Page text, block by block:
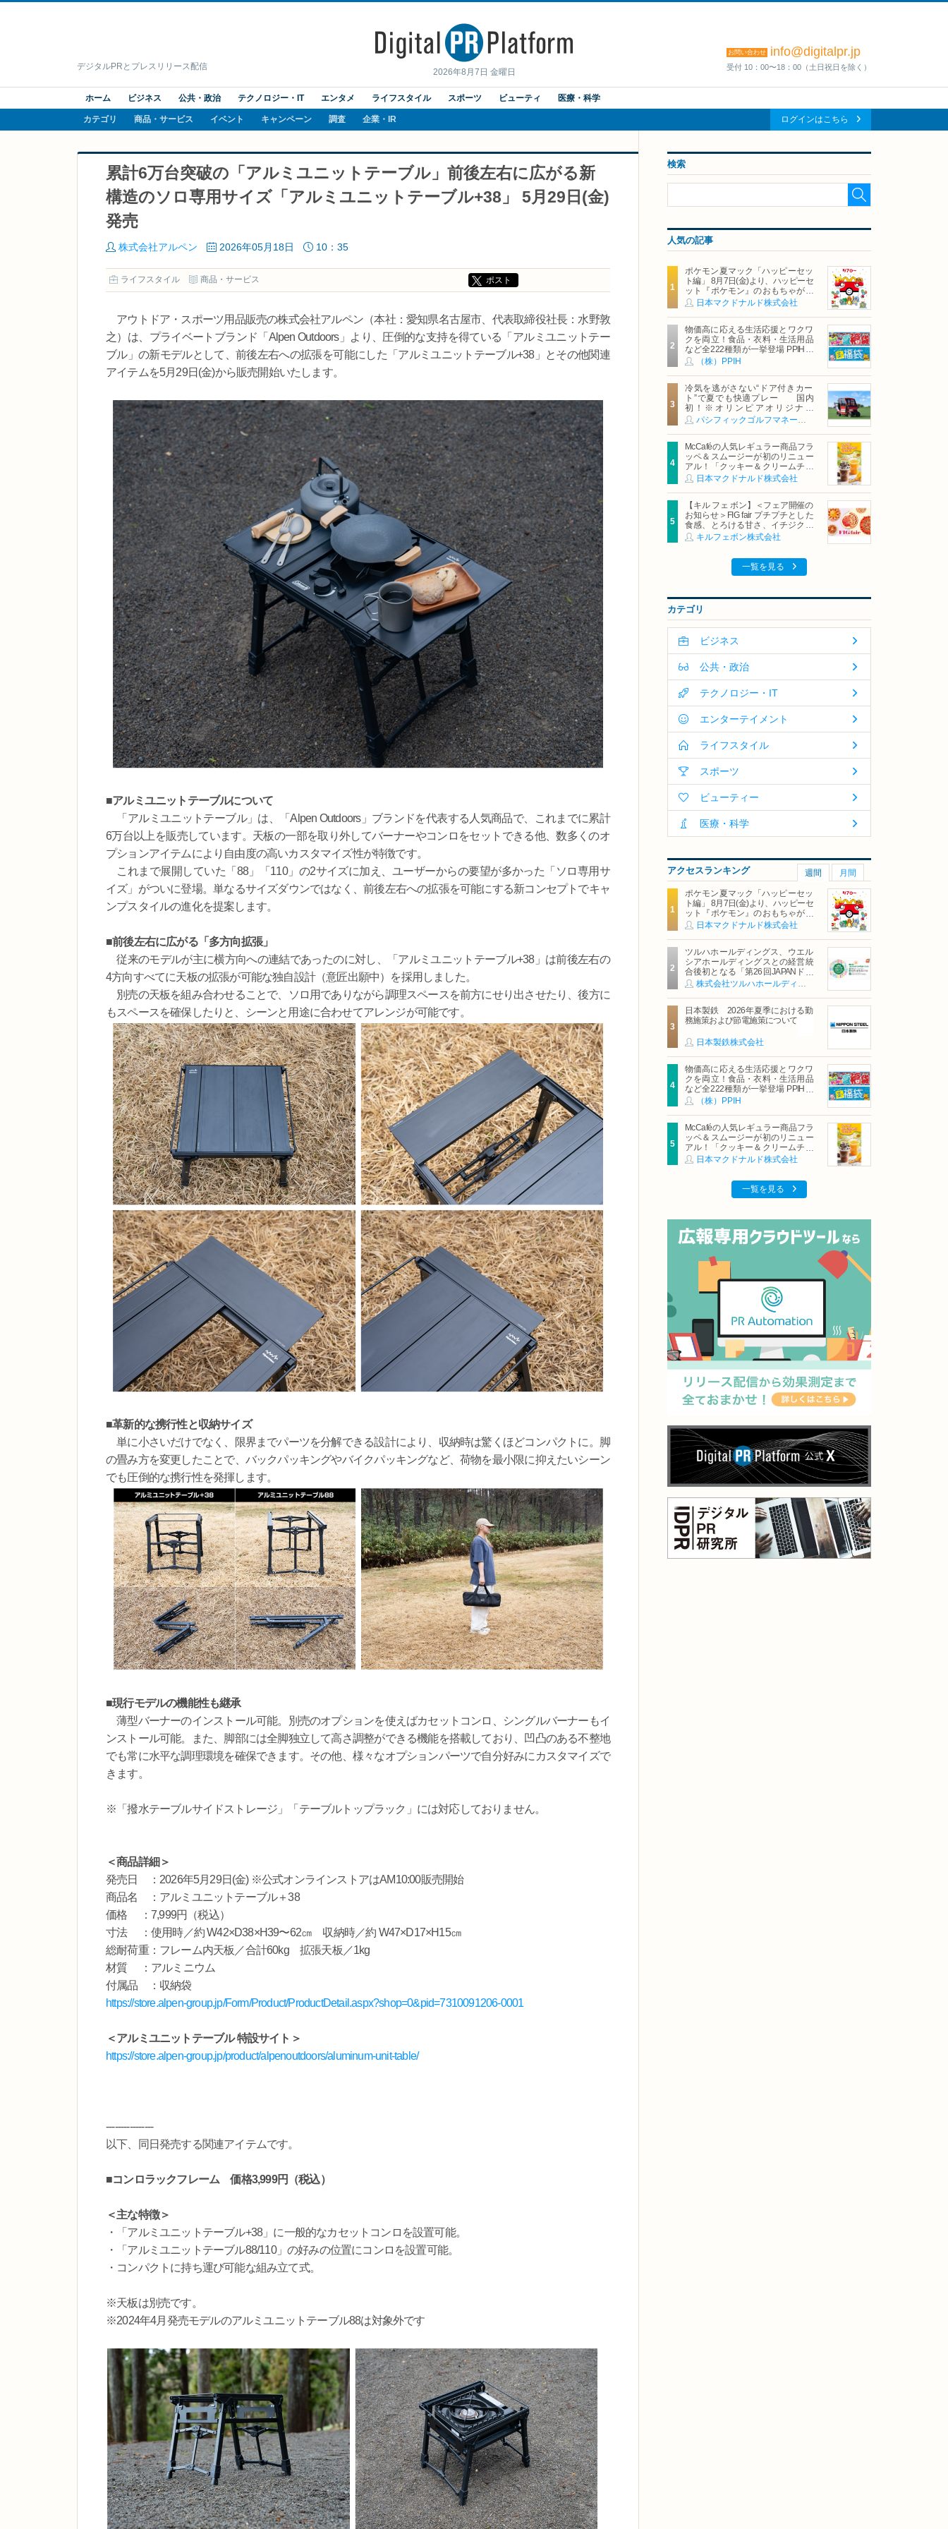
2026年8月7日 金曜日
デジタルPRとプレスリリース配信
お問い合わせ info@digitalpr.jp
受付 10：00〜18：00（土日祝日を除く）
ホーム ビジネス 公共・政治 テクノロジー・IT エンタメ ライフスタイル スポーツ ビューティ 医療・科学
カテゴリ 商品・サービス イベント キャンペーン 調査 企業・IR ログインはこちら
累計6万台突破の「アルミユニットテーブル」前後左右に広がる新
構造のソロ専用サイズ「アルミユニットテーブル+38」 5月29日(金)
発売
株式会社アルペン 2026年05月18日 10：35
ライフスタイル 商品・サービス ポスト
アウトドア・スポーツ用品販売の株式会社アルペン（本社：愛知県名古屋市、代表取締役社長：水野敦
之）は、プライベートブランド「Alpen Outdoors」より、圧倒的な支持を得ている「アルミユニットテー
ブル」の新モデルとして、前後左右への拡張を可能にした「アルミユニットテーブル+38」とその他関連
アイテムを5月29日(金)から販売開始いたします。
■アルミユニットテーブルについて
「アルミユニットテーブル」は、「Alpen Outdoors」ブランドを代表する人気商品で、これまでに累計
6万台以上を販売しています。天板の一部を取り外してバーナーやコンロをセットできる他、数多くのオ
プションアイテムにより自由度の高いカスタマイズ性が特徴です。
これまで展開していた「88」「110」の2サイズに加え、ユーザーからの要望が多かった「ソロ専用サ
イズ」がついに登場。単なるサイズダウンではなく、前後左右への拡張を可能にする新コンセプトでキャ
ンプスタイルの進化を提案します。
■前後左右に広がる「多方向拡張」
従来のモデルが主に横方向への連結であったのに対し、「アルミユニットテーブル+38」は前後左右の
4方向すべてに天板の拡張が可能な独自設計（意匠出願中）を採用しました。
別売の天板を組み合わせることで、ソロ用でありながら調理スペースを前方にせり出させたり、後方に
もスペースを確保したりと、シーンと用途に合わせてアレンジが可能です。
■革新的な携行性と収納サイズ
単に小さいだけでなく、限界までパーツを分解できる設計により、収納時は驚くほどコンパクトに。脚
の畳み方を変更したことで、バックパッキングやバイクパッキングなど、荷物を最小限に抑えたいシーン
でも圧倒的な携行性を発揮します。
■現行モデルの機能性も継承
薄型バーナーのインストール可能。別売のオプションを使えばカセットコンロ、シングルバーナーもイ
ンストール可能。また、脚部には全脚独立して高さ調整ができる機能を搭載しており、凹凸のある不整地
でも常に水平な調理環境を確保できます。その他、様々なオプションパーツで自分好みにカスタマイズで
きます。
※「撥水テーブルサイドストレージ」「テーブルトップラック」には対応しておりません。
＜商品詳細＞
発売日 ：2026年5月29日(金) ※公式オンラインストアはAM10:00販売開始
商品名 ：アルミユニットテーブル＋38
価格 ：7,999円（税込）
寸法 ：使用時／約 W42×D38×H39〜62㎝ 収納時／約 W47×D17×H15㎝
総耐荷重：フレーム内天板／合計60kg 拡張天板／1kg
材質 ：アルミニウム
付属品 ：収納袋
https://store.alpen-group.jp/Form/Product/ProductDetail.aspx?shop=0&pid=7310091206-0001
＜アルミユニットテーブル 特設サイト＞
https://store.alpen-group.jp/product/alpenoutdoors/aluminum-unit-table/
----------------
以下、同日発売する関連アイテムです。
■コンロラックフレーム 価格3,999円（税込）
＜主な特徴＞
・「アルミユニットテーブル+38」に一般的なカセットコンロを設置可能。
・「アルミユニットテーブル88/110」の好みの位置にコンロを設置可能。
・コンパクトに持ち運び可能な組み立て式。
※天板は別売です。
※2024年4月発売モデルのアルミユニットテーブル88は対象外です
検索
人気の記事
ポケモン夏マック「ハッピーセッ
ト編」 8月7日(金)より、ハッピーセ
ット『ポケモン』のおもちゃが期
間限定登場
日本マクドナルド株式会社
物価高に応える生活応援とワクワ
クを両立！食品・衣料・生活用品
など全222種類が一挙登場 PPIHグ
ループ「夏福袋」＆セール 8月6日
(木)より順次スタート
（株）PPIH
冷気を逃がさない“ドア付きカー
ト”で夏でも快適プレー 国内
初！※オリンピアオリジナル
「AirCon Cart（エアコンカー
ト）」導入 | ＰＧＭ
McCaféの人気レギュラー商品フラ
ッペ＆スムージーが初のリニュー
アル！「クッキー＆クリームチョ
コフラッペ」「マンゴースムージ
ー」8月5日（水）から販売開始
日本マクドナルド株式会社
【キル フェ ボン】＜フェア開催の
お知らせ＞FIG fair プチプチとした
食感、とろける甘さ、イチジクの
魅力をたっぷりと。新作を含め、
イチジク尽くしの全4種が登場8月
キルフェボン株式会社
一覧を見る
カテゴリ
ビジネス
公共・政治
テクノロジー・IT
エンターテイメント
ライフスタイル
スポーツ
ビューティー
医療・科学
アクセスランキング 週間 月間
ポケモン夏マック「ハッピーセッ
ト編」 8月7日(金)より、ハッピーセ
ット『ポケモン』のおもちゃが期
間限定登場
日本マクドナルド株式会社
ツルハホールディングス、ウエル
シアホールディングスとの経営統
合後初となる「第26回JAPANドラ
ッグストアショー」に出展
株式会社ツルハホールディングス
日本製鉄 2026年夏季における勤
務施策および節電施策について
日本製鉄株式会社
物価高に応える生活応援とワクワ
クを両立！食品・衣料・生活用品
など全222種類が一挙登場 PPIHグ
ループ「夏福袋」＆セール 8月6日
（株）PPIH
McCaféの人気レギュラー商品フラ
ッペ＆スムージーが初のリニュー
アル！「クッキー＆クリームチョ
コフラッペ」「マンゴースムージ
日本マクドナルド株式会社
一覧を見る